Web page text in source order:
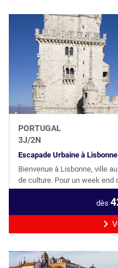
PORTUGAL
3J/2N
Escapade Urbaine à Lisbonne
Bienvenue à Lisbonne, ville
de culture. Pour un week end
dès